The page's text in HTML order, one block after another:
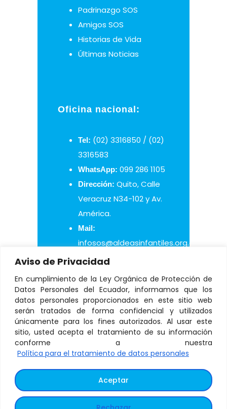
Aviso de Privacidad
En cumplimiento de la Ley Orgánica de Protección de
Datos Personales del Ecuador, informamos que los
datos personales proporcionados en este sitio web
serán tratados de forma confidencial y utilizados
únicamente para los fines autorizados. Al usar este
sitio, usted acepta el tratamiento de su información
conforme a nuestra
Política para el tratamiento de datos personales
Aceptar
Padrinazgo SOS
Amigos SOS
Historias de Vida
Últimas Noticias
Oficina nacional:
Tel: (02) 3316850 / (02)
3316583
WhatsApp: 099 286 1105
Dirección: Quito, Calle
Veracruz N34-102 y Av.
América.
Mail:
infosos@aldeasinfantiles.org.ec
© Copyright 2021 Aldeas
Infantiles SOS Ecuador
Tratamiento de datos
personales–
condiciones